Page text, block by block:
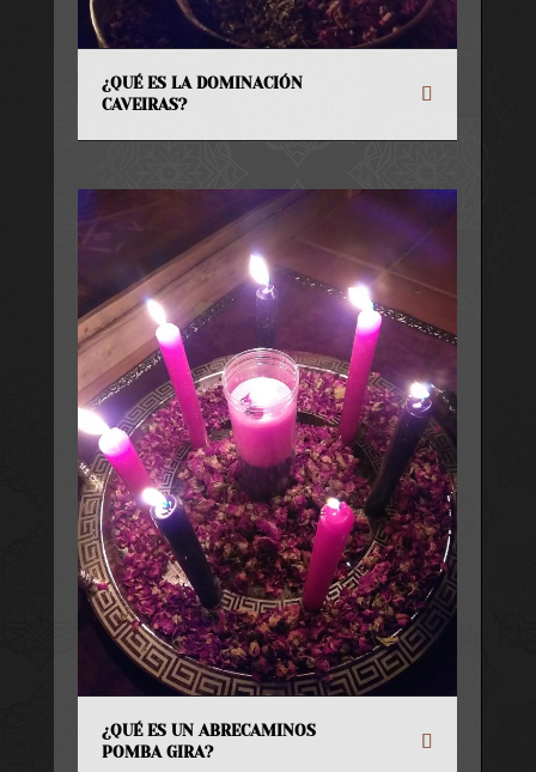
¿QUÉ ES LA DOMINACIÓN
CAVEIRAS?
¿QUÉ ES UN ABRECAMINOS
POMBA GIRA?